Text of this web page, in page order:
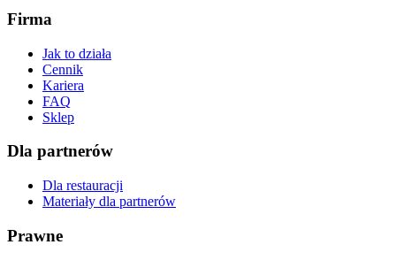
Firma
Jak to działa
Cennik
Kariera
FAQ
Sklep
Dla partnerów
Dla restauracji
Materiały dla partnerów
Prawne